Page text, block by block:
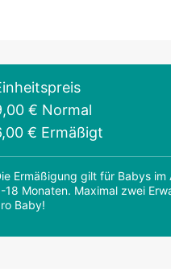
€ Normal
€ Ermäßigt
Ermäßigung gilt für Babys im
18 Monaten. Maximal zwei
Baby!